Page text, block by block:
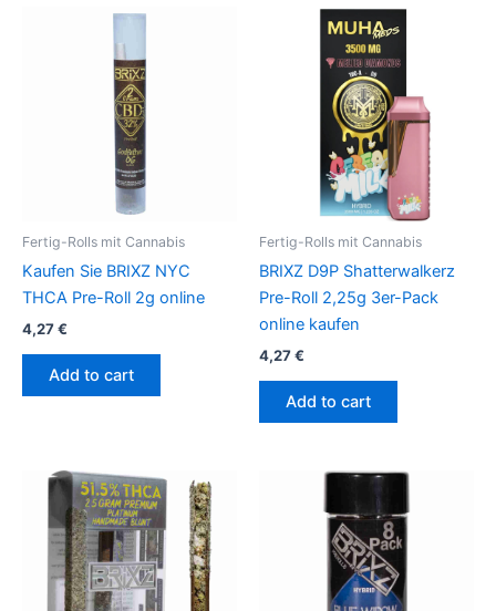
Fertig-Rolls mit Cannabis
Kaufen Sie BRIXZ NYC
THCA Pre-Roll 2g online
4,27€
Add to cart
Fertig-Rolls mit Cannabis
BRIXZ D9P Shatterwalkerz
Pre-Roll 2,25g 3er-Pack
online kaufen
4,27€
Add to cart